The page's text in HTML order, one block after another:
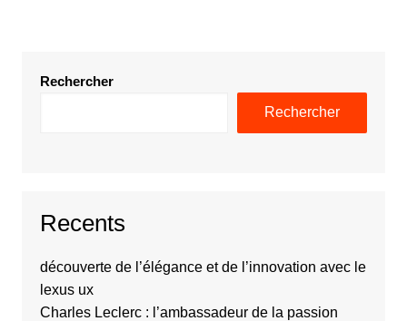
Rechercher
Rechercher
Recents
découverte de l’élégance et de l’innovation avec le
lexus ux
Charles Leclerc : l’ambassadeur de la passion